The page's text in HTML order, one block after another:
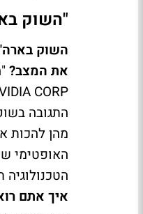
"השוק
השוק
את המצב?
התגובה
מהן להכות
האופטימי
איך אתם